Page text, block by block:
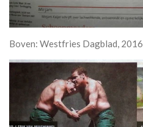
Boven: Westfries Dagblad, 2016